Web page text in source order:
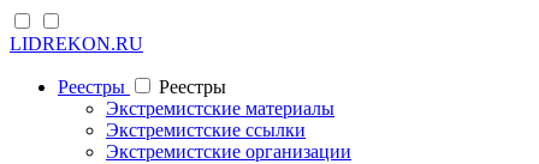
LIDREKON.RU
Реестры
Реестры
Экстремистские материалы
Экстремистские ссылки
Экстремистские организации